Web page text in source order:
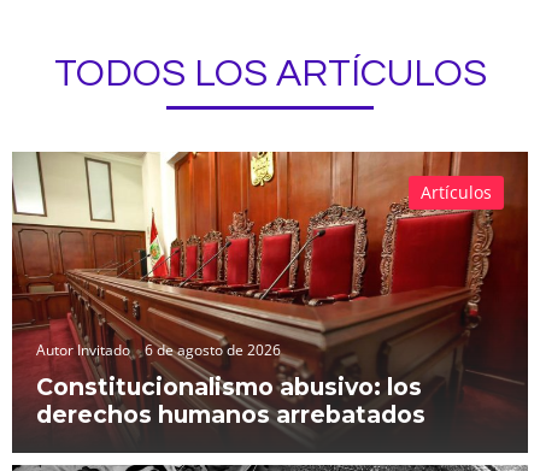
TODOS LOS ARTÍCULOS
Autor Invitado 6 de agosto de 2026
Constitucionalismo abusivo: los
derechos humanos arrebatados
Artículos